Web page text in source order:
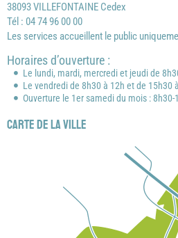
38093 VILLEFONTAINE Cedex
Tél : 04 74 96 00 00
Les services accueillent le public
Horaires d’ouverture :
Le lundi, mardi, mercredi et jeudi de
Le vendredi de 8h30 à 12h et de 15h30
Ouverture le 1er samedi du mois : 8h30-
Carte de la ville